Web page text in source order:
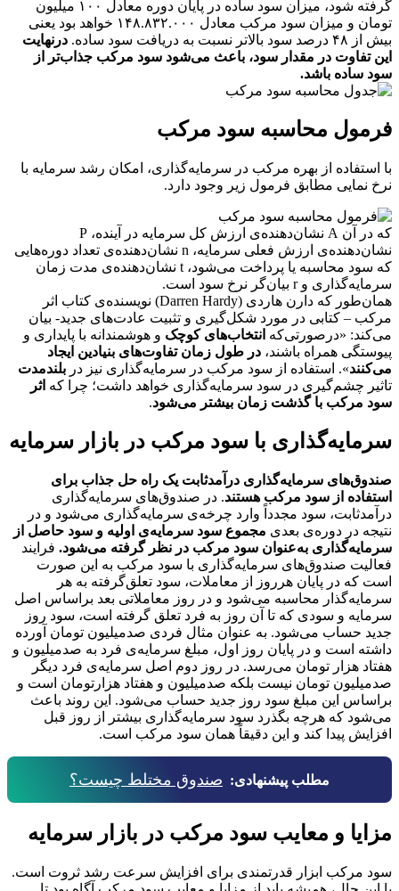
گرفته شود،‌ میزان سود ساده در پایان دوره معادل ۱۰۰ میلیون
تومان و میزان سود مرکب معادل ۱۴۸.۸۳۲.۰۰۰ خواهد بود یعنی
بیش از ۴۸ درصد سود بالاتر نسبت به دریافت سود ساده.
درنهایت
این تفاوت در مقدار سود، باعث می‌شود سود مرکب جذاب‌تر از
سود ساده باشد.
فرمول محاسبه سود مرکب
با استفاده از بهره مرکب در سرمایه‌گذاری، امکان رشد سرمایه با
نرخ نمایی مطابق فرمول زیر وجود دارد.
که در آن A نشان‌دهنده‌ی ارزش کل سرمایه در آینده، P
نشان‌دهنده‌ی ارزش فعلی سرمایه، n نشان‌دهنده‌ی تعداد دوره‌هایی
که سود محاسبه یا پرداخت می‌شود، t نشان‌دهنده‌ی مدت زمان
سرمایه‌گذاری و r بیان‌گر نرخ سود است.
همان‌طور که دارن هاردی (Darren Hardy) نویسنده‌ی کتاب اثر
مرکب – کتابی در مورد شکل‌گیری و تثبیت عادت‌های جدید- بیان
می‌کند: «درصورتی‌که انتخاب‌های کوچک و هوشمندانه با پایداری و
پیوستگی همراه باشند، در طول زمان تفاوت‌های بنیادین ایجاد
می‌کنند». استفاده از سود مرکب در سرمایه‌گذاری نیز در بلندمدت
تاثیر چشم‌گیری در سود سرمایه‌گذاری خواهد داشت؛ چرا که اثر
سود مرکب با گذشت زمان بیشتر می‌شود.
سرمایه‌گذاری با سود مرکب در بازار سرمایه
صندوق‌های سرمایه‌گذاری درآمدثابت یک راه حل جذاب برای
استفاده از سود مرکب هستند. در صندوق‌های سرمایه‌گذاری
درآمدثابت، سود مجدداً‍ وارد چرخه‌ی سرمایه‌گذاری می‌شود و در
نتیجه در دوره‌ی بعدی مجموع سود سرمایه‌ی‌ اولیه و سود حاصل از
سرمایه‌گذاری به‌عنوان سود مرکب در نظر گرفته می‌شود. فرایند
فعالیت صندوق‌های سرمایه‌گذاری با سود مرکب به این صورت
است که در پایان هرروز از معاملات، سود تعلق‌گرفته به هر
سرمایه‌گذار محاسبه می‌شود و در روز معاملاتی بعد براساس اصل
سرمایه و سودی که تا آن روز به فرد تعلق گرفته است، سود روز
جدید حساب می‌شود. به عنوان مثال فردی صدمیلیون تومان آورده
داشته است و در پایان روز اول، مبلغ سرمایه‌ی فرد به صدمیلیون و
هفتاد هزار تومان می‌رسد. در روز دوم اصل سرمایه‌ی فرد دیگر
صدمیلیون تومان نیست بلکه صدمیلیون و هفتاد هزارتومان است و
براساس این مبلغ سود روز جدید حساب می‌شود. این روند باعث
می‌شود که هرچه بگذرد سود سرمایه‌گذاری بیشتر از روز قبل
افزایش پیدا کند و این دقیقاً همان سود مرکب است.
مطلب پیشنهادی: صندوق مختلط چیست؟
مزایا و معایب سود مرکب در بازار سرمایه
سود مرکب ابزار قدرتمندی برای افزایش سرعت رشد ثروت است.